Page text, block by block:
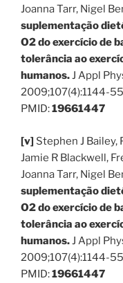
Joanna Tarr, Nigel
suplementação
O2 do exercício de
tolerância ao
humanos.J Appl
2009;107(4):1144-
PMID:19661447
[v] Stephen J Bailey,
Jamie R Blackwell,
Joanna Tarr, Nigel
suplementação
O2 do exercício de
tolerância ao
humanos.J Appl
2009;107(4):1144-
PMID:19661447